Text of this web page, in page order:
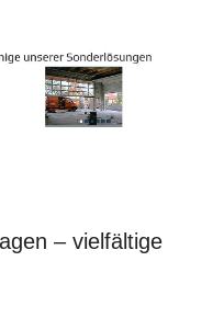
– vielfältige